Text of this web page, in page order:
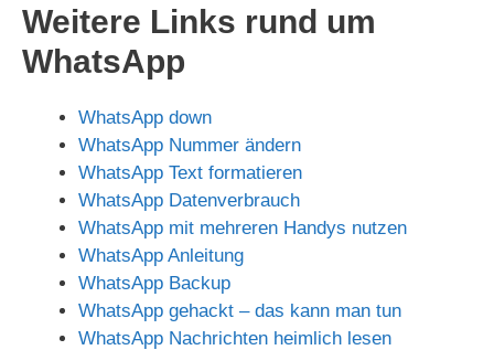
Weitere Links rund um
WhatsApp
WhatsApp down
WhatsApp Nummer ändern
WhatsApp Text formatieren
WhatsApp Datenverbrauch
WhatsApp mit mehreren Handys nutzen
WhatsApp Anleitung
WhatsApp Backup
WhatsApp gehackt – das kann man tun
WhatsApp Nachrichten heimlich lesen